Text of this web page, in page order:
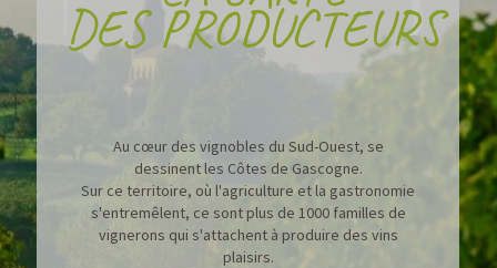
DES PRODUCTEURS
Au cœur des vignobles du Sud-Ouest, se
dessinent les Côtes de Gascogne.
Sur ce territoire, où l'agriculture et la gastronomie
s'entremêlent, ce sont plus de 1000 familles de
vignerons qui s'attachent à produire des vins
plaisirs.